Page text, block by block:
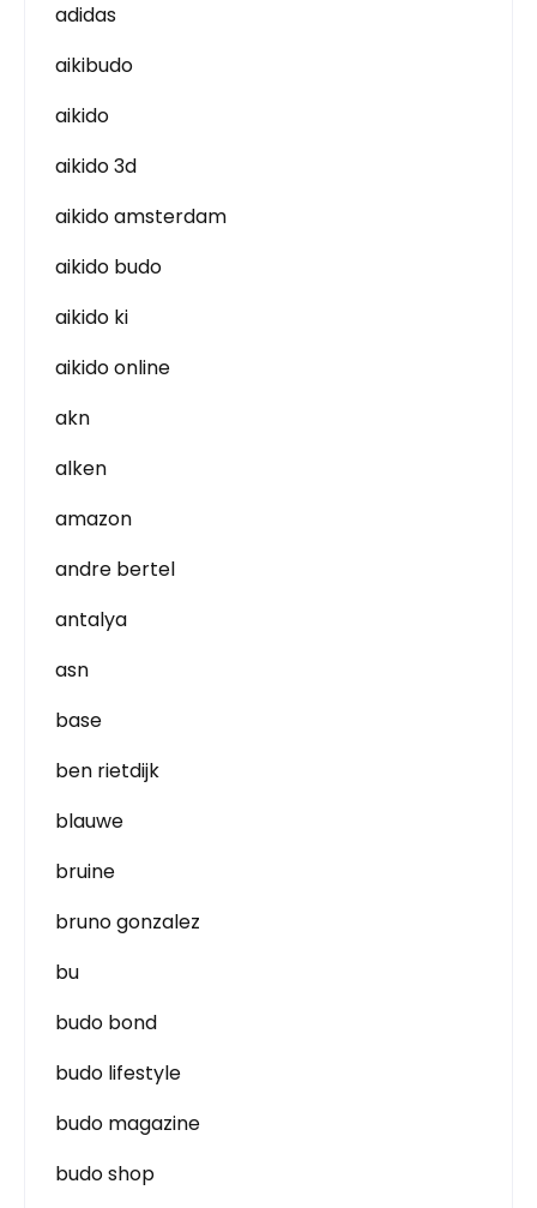
adidas
aikibudo
aikido
aikido 3d
aikido amsterdam
aikido budo
aikido ki
aikido online
akn
alken
amazon
andre bertel
antalya
asn
base
ben rietdijk
blauwe
bruine
bruno gonzalez
bu
budo bond
budo lifestyle
budo magazine
budo shop